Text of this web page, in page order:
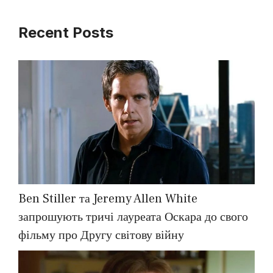
Recent Posts
Ben Stiller та Jeremy Allen White
запрошують тричі лауреата Оскара до свого
фільму про Другу світову війну